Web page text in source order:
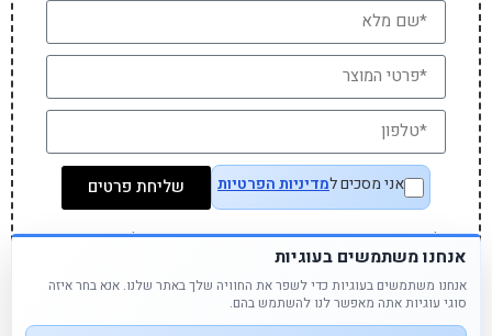
אני מסכים למדיניות הפרטיות שליחת פרטים
לעיתים המוצר שחפשתם באתר אינו מוצג אך זמין לרכישה בחנות
ואנו נחזור אליכם עם שירות מצויןאנחנו משתמשים בעוגיות
אנחנו משתמשים בעוגיות כדי לשפר את החוויה שלך באתר שלנו. אנא בחר איזה
סוגי עוגיות אתה מאפשר לנו להשתמש בהם.